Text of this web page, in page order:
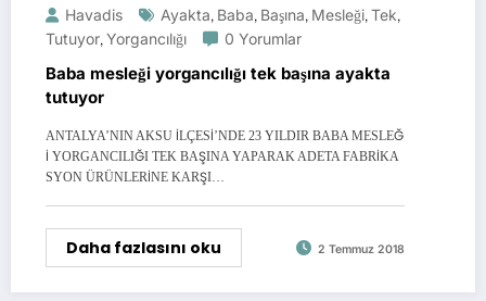
Havadis Ayakta, Baba, Başına, Mesleği, Tek,
Tutuyor, Yorgancılığı 0 Yorumlar
Baba mesleği yorgancılığı tek başına ayakta
tutuyor
ANTALYA’NIN AKSU İLÇESİ’NDE 23 YILDIR BABA MESLEĞ
İ YORGANCILIĞI TEK BAŞINA YAPARAK ADETA FABRİKA
SYON ÜRÜNLERİNE KARŞI…
Daha fazlasını oku 2 Temmuz 2018